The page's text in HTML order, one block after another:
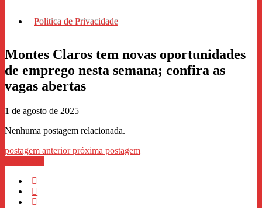
Politica de Privacidade
Montes Claros tem novas oportunidades
de emprego nesta semana; confira as
vagas abertas
1 de agosto de 2025
Nenhuma postagem relacionada.
postagem anteriorpróxima postagem